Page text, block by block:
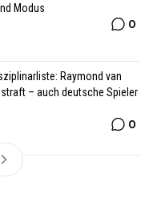
Modus
0
Raymond van
– auch deutsche Spieler
0